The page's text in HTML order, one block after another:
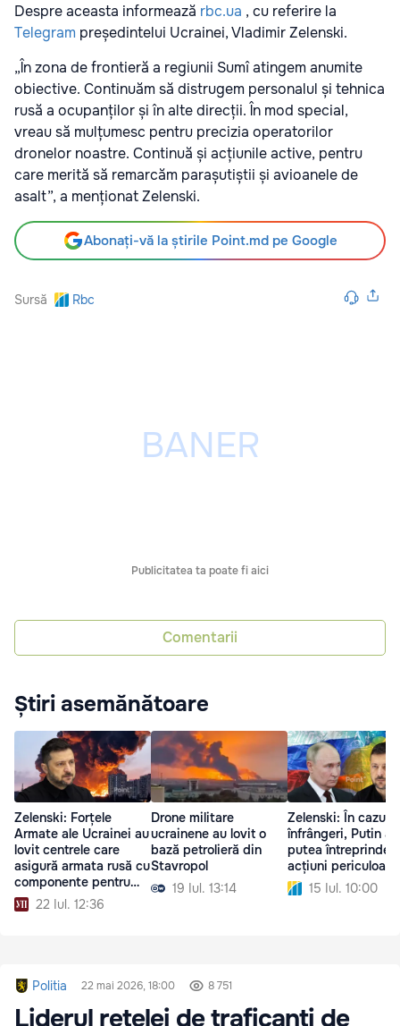
Despre aceasta informează rbc.ua , cu referire la
Telegram președintelui Ucrainei, Vladimir Zelenski.
„În zona de frontieră a regiunii Sumî atingem anumite
obiective. Continuăm să distrugem personalul și tehnica
rusă a ocupanților și în alte direcții. În mod special,
vreau să mulțumesc pentru precizia operatorilor
dronelor noastre. Continuă și acțiunile active, pentru
care merită să remarcăm parașutiștii și avioanele de
asalt”, a menționat Zelenski.
Abonați-vă la știrile Point.md pe Google
Sursă Rbc
Publicitatea ta poate fi aici
Comentarii
Știri asemănătoare
Zelenski: Forțele
Armate ale Ucrainei au
lovit centrele care
asigură armata rusă cu
componente pentru
drone22 Iul. 12:36
Drone militare
ucrainene au lovit o
bază petrolieră din
Stavropol
19 Iul. 13:14
Zelenski: În cazul
înfrângeri, Putin ar
putea întreprinde
acțiuni periculoase
15 Iul. 10:00
Politia 22 mai 2026, 18:00 8 751
Liderul rețelei de traficanți de